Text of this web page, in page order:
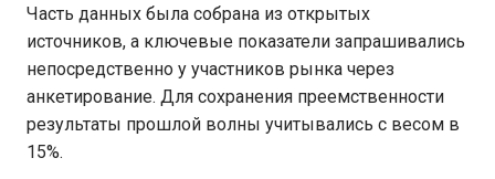
Часть данных была собрана из открытых
источников, а ключевые показатели запрашивались
непосредственно у участников рынка через
анкетирование. Для сохранения преемственности
результаты прошлой волны учитывались с весом в
15%.